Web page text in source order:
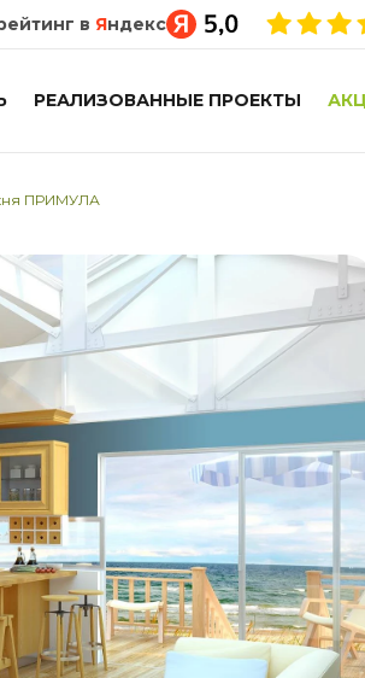
в Яндекс
РЕАЛИЗОВАННЫЕ ПРОЕКТЫ
ПРИМУЛА
КУХНЯ